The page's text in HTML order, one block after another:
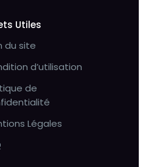
Utiles
du site
d’utilisation
de
Légales